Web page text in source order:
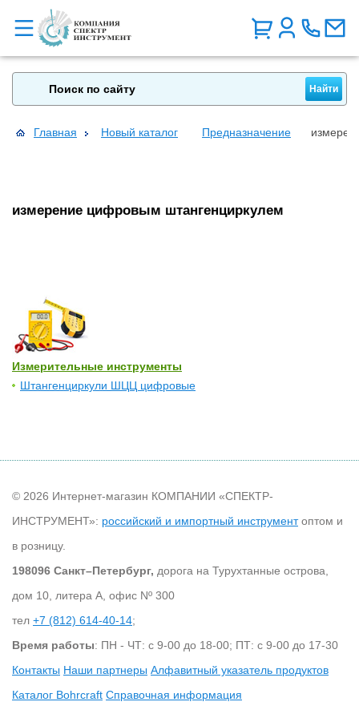
Главная Новый каталог Предназначение
измерение цифровым штангенциркулем
Измерительные инструменты
Штангенциркули ШЦЦ цифровые
© 2026 Интернет-магазин КОМПАНИИ «СПЕКТР-
ИНСТРУМЕНТ»: российский и импортный инструментоптом и
в розницу.
198096 Санкт–Петербург, дорога на Турухтанные острова,
дом 10, литера А, офис Nº 300
тел +7 (812) 614-40-14;
Время работы: ПН - ЧТ: с 9-00 до 18-00; ПТ: с 9-00 до 17-30
Контакты Наши партнеры Алфавитный указатель продуктов
Каталог Bohrcraft Справочная информация